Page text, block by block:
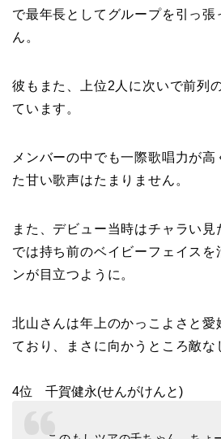
で最年長としてグループを引っ張
ん。
彼もまた、上位2人に次いで前列
ています。
メンバーの中でも一際歌唱力が高
た甘い歌声はたまりません。
また、デビュー当時はチャラい見
では持ち前のベイビーフェイスを
ンが目立つように。
北山さんは年上のかっこよさと愛
ており、まさに向かうところ敵な
4位 千賀健永(せんがけんと)